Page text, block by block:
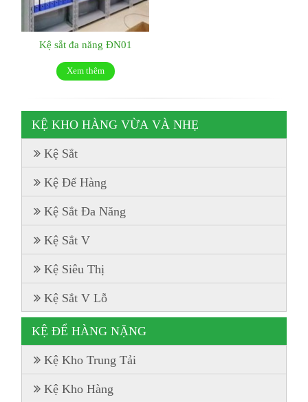
Kệ sắt đa năng ĐN01
Xem thêm
KỆ KHO HÀNG VỪA VÀ NHẸ
Kệ Sắt
Kệ Để Hàng
Kệ Sắt Đa Năng
Kệ Sắt V
Kệ Siêu Thị
Kệ Sắt V Lỗ
KỆ ĐỂ HÀNG NẶNG
Kệ Kho Trung Tải
Kệ Kho Hàng